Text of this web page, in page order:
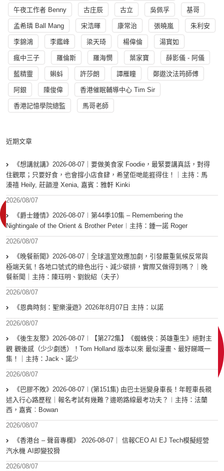
午夜工作者 Benny 古庄辰 古立 吳佩孚 基哥
孟希璘 Ball Mang 宋浩暉 康常治 張曉嵐 朱利安
李錦鴻 李鑑峰 梁天琦 楊偉倫 湯寳如
瘋中三子 羅倫斯 羅海憫 葉家寶 薛影儀 - 阿儀
藍精靈 蝌蚪 許莎朗 譚雁瞳 鄭遨汶法筠師傅
阿銀 陳俊偉 香港催眠輔導中心 Tim Sir
香港記憶學院總監 馬哥老師
近期文章
《想講就講》2026-08-07｜要做美食家 Foodie，最緊要講真話，對得
住觀眾；只要好食，也會撐小店食肆，希望佢哋能捱得住！｜主持：馬
溱禧 Heily, 莊韻澄 Xenia, 嘉賓：雅軒 Kinki
2026/08/07
《爵士鍾情》2026-08-07︱第44季10集 – Remembering the
Nightingale of the Orient & Brother Peter︱主持：鍾一諾 Roger
2026/08/07
《晚餐新聞》2026-08-07｜全球溫室效應加劇，引發嚴重氣候反常與
極端天氣！各地口號式的綠色出行、減少碳排，實際又做得到嗎？｜晚
餐新聞｜主持：陳珏明、劉銳紹（夫子）
2026/08/07
《恩典時刻：聖樂漫遊》2026年8月07日 主持：以諾
2026/08/07
《後生友聚》2026-08-07︱【第272集】《蜘蛛俠：英雄重生》絕對主
觀 觀後感（少少劇透）！Tom Holland 版本以來 最似漫畫、最好睇嘅一
集！｜主持：Jack、諾少
2026/08/07
《巴膠不敗》2026-08-07︱(第151集) 由巴士迷變身車長！年輕車長親
述入行心路歷程｜報名考試有幾難？邊啲路線最考功夫？︱主持：法蘭
西，嘉賓︰Bowan
2026/08/07
《香港台 – 聲音專欄》 2026-08-07｜ 信報CEO AI EJ Tech模擬經營
汽水機 AI即變狡猾
2026/08/07